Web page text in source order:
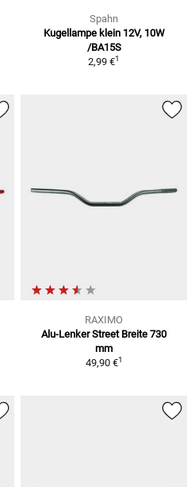
Spahn
Kugellampe klein 12V, 10W
/BA15S
2,99 €1
RAXIMO
Alu-Lenker Street Breite 730
mm
49,90 €1